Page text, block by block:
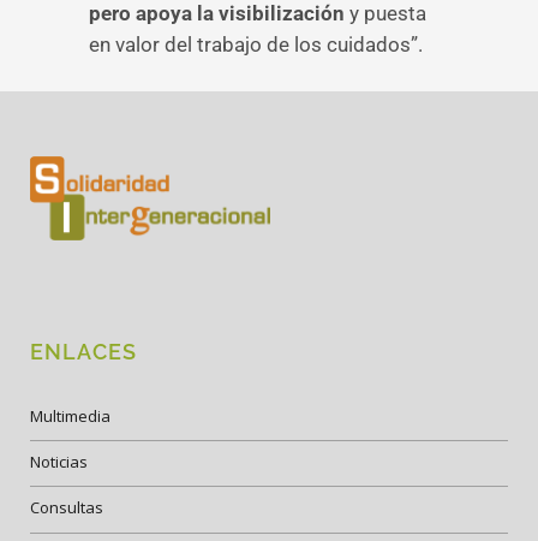
pero apoya la visibilización y puesta
en valor del trabajo de los cuidados”.
ENLACES
Multimedia
Noticias
Consultas